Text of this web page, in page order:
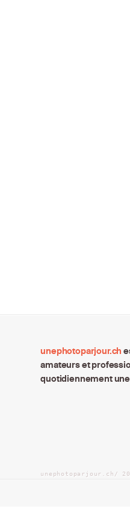
unephotoparjour.ch
amateurs et
quotidiennement
unephotoparjour.ch/